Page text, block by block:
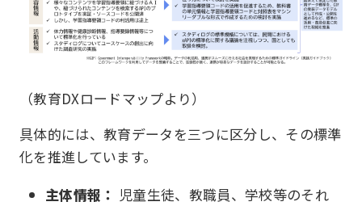
（教育DXロードマップより）
具体的には、教育データを三つに区分し、その標準
化を推進しています。
主体情報： 児童生徒、教職員、学校等のそれ